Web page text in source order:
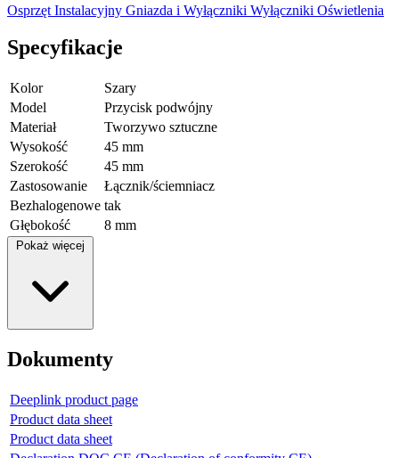
Osprzęt Instalacyjny Gniazda i Wyłączniki Wyłączniki Oświetlenia
Specyfikacje
Kolor
Szary
Model
Przycisk podwójny
Materiał
Tworzywo sztuczne
Wysokość
45 mm
Szerokość
45 mm
Zastosowanie
Łącznik/ściemniacz
Bezhalogenowe tak
Głębokość
8 mm
Pokaż więcej
Dokumenty
Deeplink product page
Product data sheet
Product data sheet